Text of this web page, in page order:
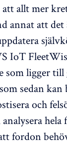
allt mer
annat att
IoT
som ligger
sedan kan
och
fordon